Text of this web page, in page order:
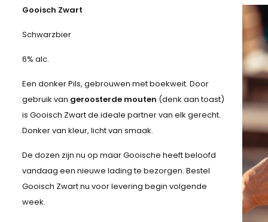
Gooisch Zwart
Schwarzbier
6% alc.
Een donker Pils, gebrouwen met boekweit. Door
gebruik van geroosterde mouten (denk aan toast)
is Gooisch Zwart de ideale partner van elk gerecht.
Donker van kleur, licht van smaak.
De dozen zijn nu op maar Gooische heeft beloofd
vandaag een nieuwe lading te bezorgen. Bestel
Gooisch Zwart nu voor levering begin volgende
week.